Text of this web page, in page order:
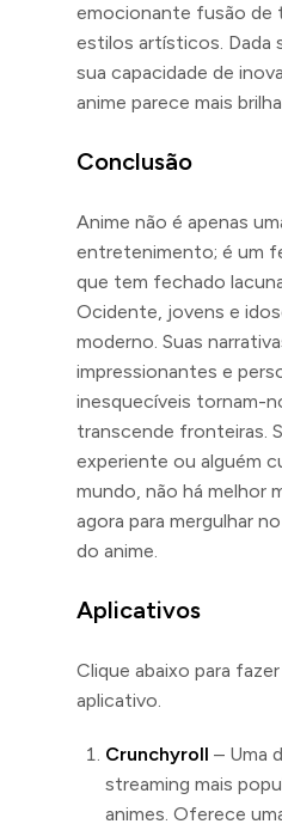
emocionante fusão de
estilos artísticos. Dada
sua capacidade de
anime parece mais
Conclusão
Anime não é apenas
entretenimento; é um
que tem fechado
Ocidente, jovens e
moderno. Suas
impressionantes e
inesquecíveis tornam-
transcende fronteiras.
experiente ou alguém
mundo, não há melhor
agora para mergulhar
do anime.
Aplicativos
Clique abaixo para
aplicativo.
Crunchyroll – Uma
streaming mais
animes. Oferece